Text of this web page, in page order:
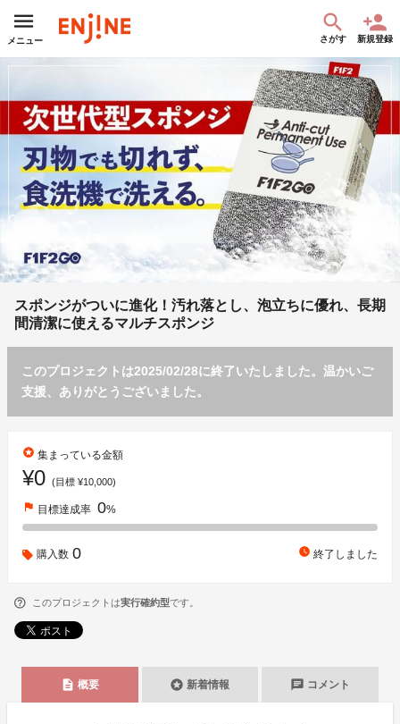
メニュー さがす 新規登録
スポンジがついに進化！汚れ落とし、泡立ちに優れ、長期
間清潔に使えるマルチスポンジ
このプロジェクトは2025/02/28に終了いたしました。温かいご
支援、ありがとうございました。
stars 集まっている金額
¥0 (目標 ¥10,000)
flag 目標達成率 0%
購入数 0 watch_later 終了しました
このプロジェクトは実行確約型です。
description 概要 stars 新着情報 chat コメント